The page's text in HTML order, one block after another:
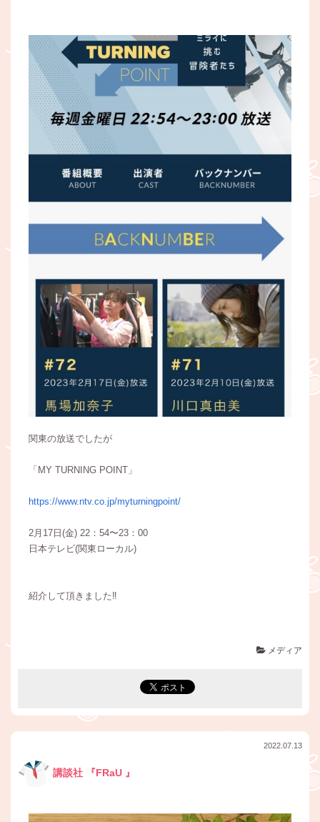
関東の放送でしたが
「MY TURNING POINT」
https://www.ntv.co.jp/myturningpoint/
2月17日(金) 22：54〜23：00
日本テレビ(関東ローカル)
紹介して頂きました‼︎
メディア
2022.07.13
講談社 『FRaU 』